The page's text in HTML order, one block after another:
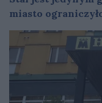
miasto